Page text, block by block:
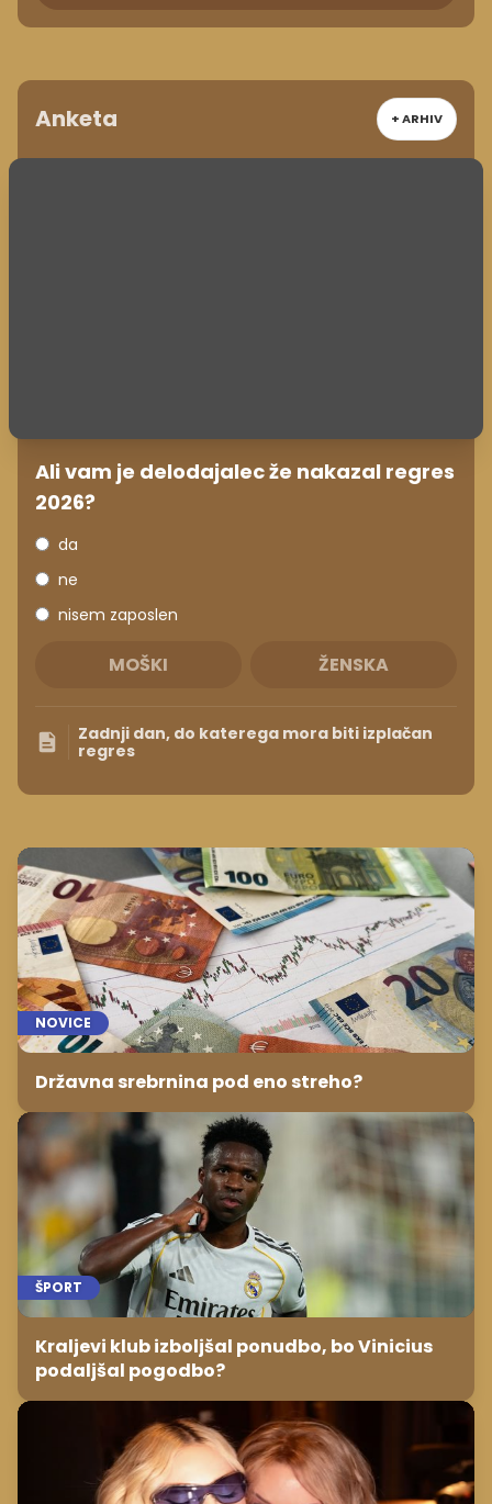
Anketa + ARHIV
Ali vam je delodajalec že nakazal regres
2026?
da
ne
nisem zaposlen
MOŠKI ŽENSKA
Zadnji dan, do katerega mora biti izplačan
regres
NOVICE
Državna srebrnina pod eno streho?
ŠPORT
Kraljevi klub izboljšal ponudbo, bo Vinicius
podaljšal pogodbo?